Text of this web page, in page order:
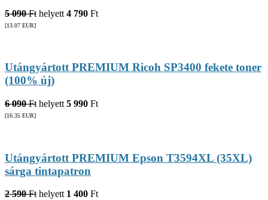
5 090 Ft helyett 4 790 Ft
[13.07 EUR]
Utángyártott PREMIUM Ricoh SP3400 fekete toner
(100% új)
6 090 Ft helyett 5 990 Ft
[16.35 EUR]
Utángyártott PREMIUM Epson T3594XL (35XL)
sárga tintapatron
2 590 Fthelyett 1 400 Ft